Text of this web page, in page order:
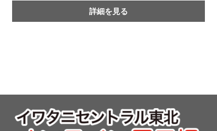
詳細を見る